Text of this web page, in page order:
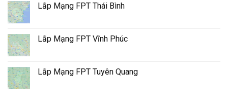
Lắp Mạng FPT Thái Bình
Lắp Mạng FPT Vĩnh Phúc
Lắp Mạng FPT Tuyên Quang